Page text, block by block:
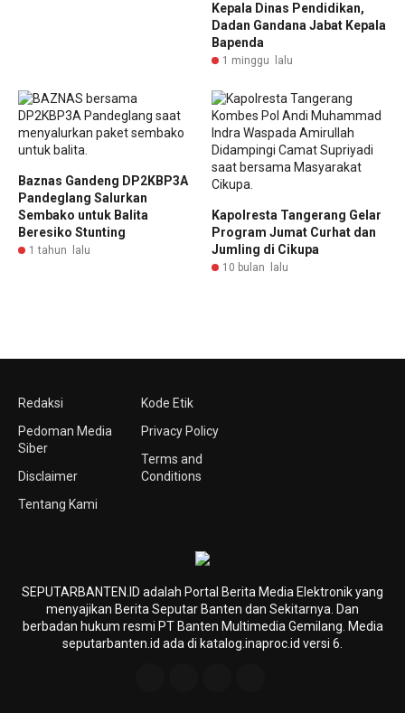
Kepala Dinas Pendidikan,
Dadan Gandana Jabat Kepala
Bapenda
1 minggu lalu
Baznas Gandeng DP2KBP3A
Pandeglang Salurkan
Sembako untuk Balita
Beresiko Stunting
1 tahun lalu
Kapolresta Tangerang Gelar
Program Jumat Curhat dan
Jumling di Cikupa
10 bulan lalu
Redaksi
Pedoman Media
Siber
Disclaimer
Tentang Kami
Kode Etik
Privacy Policy
Terms and
Conditions
SEPUTARBANTEN.ID adalah Portal Berita Media Elektronik yang
menyajikan Berita Seputar Banten dan Sekitarnya. Dan
berbadan hukum resmi PT Banten Multimedia Gemilang. Media
seputarbanten.id ada di katalog.inaproc.id versi 6.